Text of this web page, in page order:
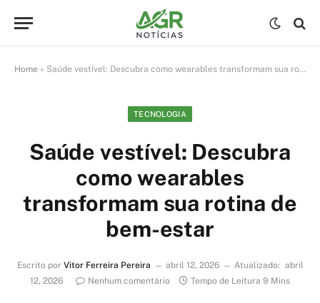
Home » Saúde vestível: Descubra como wearables transformam sua rotina de bem-estar
TECNOLOGIA
Saúde vestível: Descubra
como wearables
transformam sua rotina de
bem-estar
Escrito por Vitor Ferreira Pereira abril 12, 2026 Atualizado: abril
12, 2026
Nenhum comentário Tempo de Leitura 9 Mins